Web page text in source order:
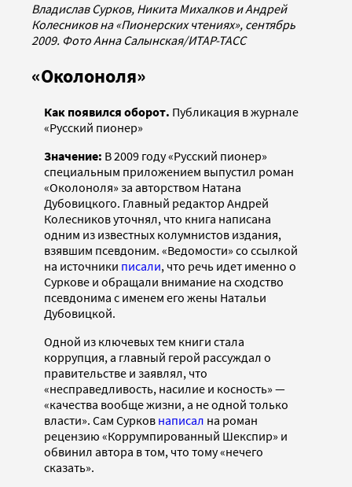
Владислав Сурков, Никита Михалков и Андрей
Колесников на «Пионерских чтениях», сентябрь
2009. Фото Анна Салынская/ИТАР-ТАСС
«Околоноля»
Как появился оборот. Публикация вжурнале
«Русский пионер»
Значение: В 2009 году «Русский пионер»
специальным приложением выпустил роман
«Околоноля» за авторством Натана
Дубовицкого. Главный редактор Андрей
Колесников уточнял, что книга написана
одним из известных колумнистов издания,
взявшим псевдоним. «Ведомости» со ссылкой
на источники писали, что речь идет именно о
Суркове и обращали внимание на сходство
псевдонима с именем его жены Натальи
Дубовицкой.
Одной из ключевых тем книги стала
коррупция, а главный герой рассуждал о
правительстве и заявлял, что
«несправедливость, насилие и косность» —
«качества вообще жизни, а не одной только
власти». Сам Сурков написал на роман
рецензию «Коррумпированный Шекспир» и
обвинил автора в том, что тому «нечего
сказать».